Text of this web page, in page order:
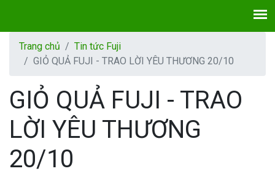
Trang chủ
Tin tức Fuji
GIỎ QUẢ FUJI - TRAO LỜI YÊU THƯƠNG 20/10
GIỎ QUẢ FUJI - TRAO
LỜI YÊU THƯƠNG
20/10